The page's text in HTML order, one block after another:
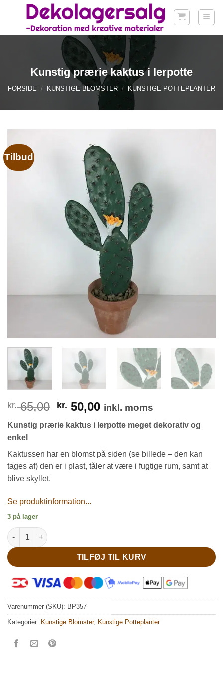
Kunstig prærie kaktus i lerpotte
FORSIDE / KUNSTIGE BLOMSTER / KUNSTIGE POTTEPLANTER
Tilbud
kr.65,00 Den
pris
kr. 65,00.
kr. 50,00Den
pris
kr. 50,00.
inkl. moms
Kunstig prærie kaktus i lerpotte meget dekorativ og
enkel
Kaktussen har en blomst på siden (se billede – den kan
tages af) den er i plast, tåler at være i fugtige rum, samt at
blive skyllet.
Se produktinformation...
3 på lager
Kunstig prærie kaktus i lerpotte antal
TILFØJ TIL KURV
Varenummer (SKU): BP357
Kategorier: Kunstige Blomster, Kunstige Potteplanter